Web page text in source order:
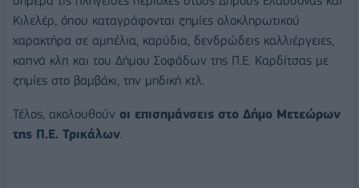
Κιλελέρ, όπου καταγράφονται ζημίες ολοκληρωτικού
χαρακτήρα σε αμπέλια, καρύδια, δενδρώδεις καλλιέργειες,
καπνά κλπ και του Δήμου Σοφάδων της Π.Ε. Καρδίτσας με
ζημίες στο βαμβάκι, την μηδική κτλ.
Τέλος, ακολουθούν οι επισημάνσεις στο Δήμο Μετεώρων
της Π.Ε. Τρικάλων.